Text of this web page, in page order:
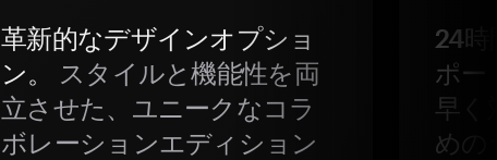
革新的なデザインオプショ
ン。
スタイルと機能性を両
立させた、ユニークなコラ
ボレーションエディション
24
ポー
早く
めの